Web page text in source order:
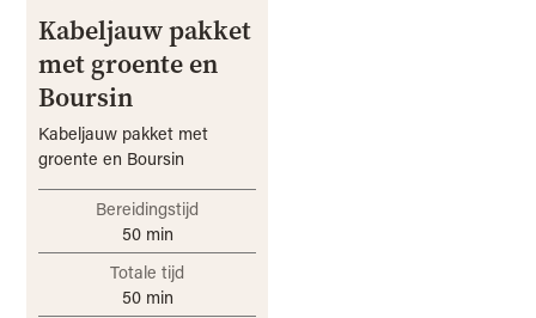
Kabeljauw pakket
met groente en
Boursin
Kabeljauw pakket met
groente en Boursin
Bereidingstijd
50 min
Totale tijd
50 min